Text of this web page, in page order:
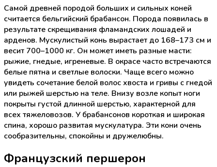
Самой древней породой больших и сильных коней
считается бельгийский брабансон. Порода появилась в
результате скрещивания фламандских лошадей и
арденов. Мускулистый конь вырастает до 168–173 см и
весит 700–1000 кг. Он может иметь разные масти:
рыжие, гнедые, игреневые. В окрасе часто встречаются
белые пятна и светлые волоски. Чаще всего можно
увидеть сочетание белой волос хвоста и гривы с гнедой
или рыжей шерстью на теле. Внизу возле копыт ноги
покрыты густой длинной шерстью, характерной для
всех тяжеловозов. У брабансонов короткая и широкая
спина, хорошо развитая мускулатура. Эти кони очень
сообразительны, спокойны и дружелюбны.
Французский першерон